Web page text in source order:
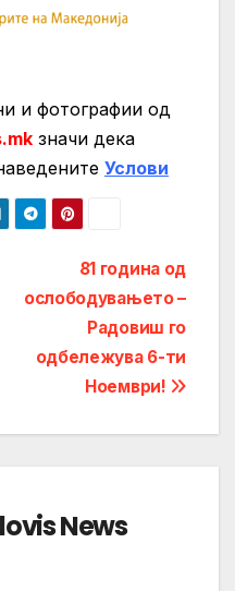
и фотографии од
значи дека
Услови
81 годинa од
ослободувањето –
Радовиш го
одбележува 6-ти
Ноември!
News